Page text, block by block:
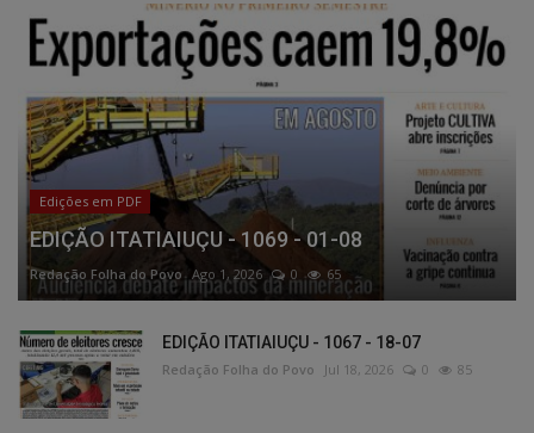
Edições em PDF
EDIÇÃO ITATIAIUÇU - 1069 - 01-08
Redação Folha do Povo Ago 1, 2026 0 65
EDIÇÃO ITATIAIUÇU - 1067 - 18-07
Redação Folha do Povo Jul 18, 2026 0 85